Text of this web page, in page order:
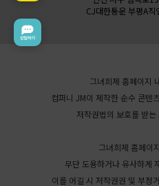
CJ대한통운 부평A직
그녀희제 홈페이지
컴퍼니 JM이 제작한 순수 콘텐
저작권법의 보호를 받
그녀희제 홈페이
무단 도용하거나 유사하게
이를 어길 시 저작권권 및 부정